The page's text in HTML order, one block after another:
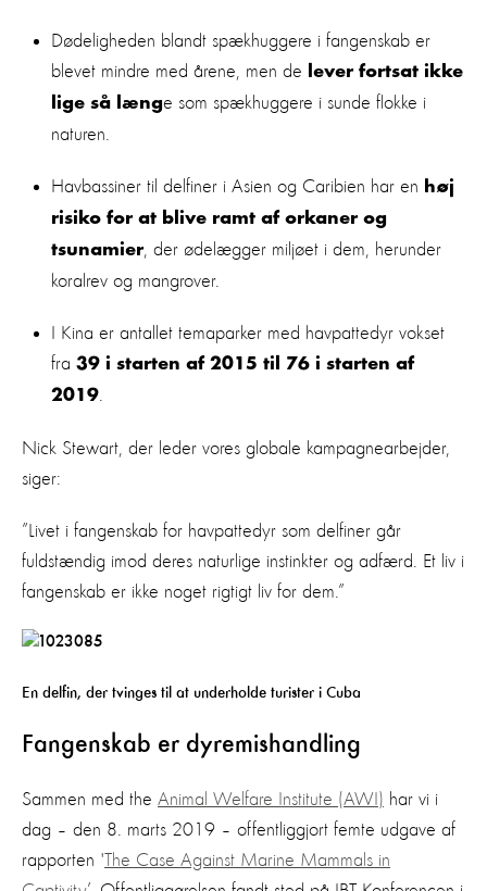
Dødeligheden blandt spækhuggere i fangenskab er
blevet mindre med årene, men de
lever fortsat ikke
lige så længe som spækhuggere i sunde flokke i
naturen.
Havbassiner til delfiner i Asien og Caribien har en høj
risiko for at blive ramt af orkaner og
tsunamier, der ødelægger miljøet i dem, herunder
koralrev og mangrover.
I Kina er antallet temaparker med havpattedyr vokset
fra 39 i starten af 2015 til 76 i starten af
2019
Nick Stewart, der leder vores globale kampagnearbejder,
siger:
”Livet i fangenskab for havpattedyr som delfiner går
fuldstændig imod deres naturlige instinkter og adfærd. Et liv i
fangenskab er ikke noget rigtigt liv for dem.”
En delfin, der tvinges til at underholde turister i Cuba
Fangenskab er dyremishandling
Sammen med the Animal Welfare Institute (AWI) har vi i
dag – den 8. marts 2019 – offentliggjort femte udgave af
rapporten 'The Case Against Marine Mammals in